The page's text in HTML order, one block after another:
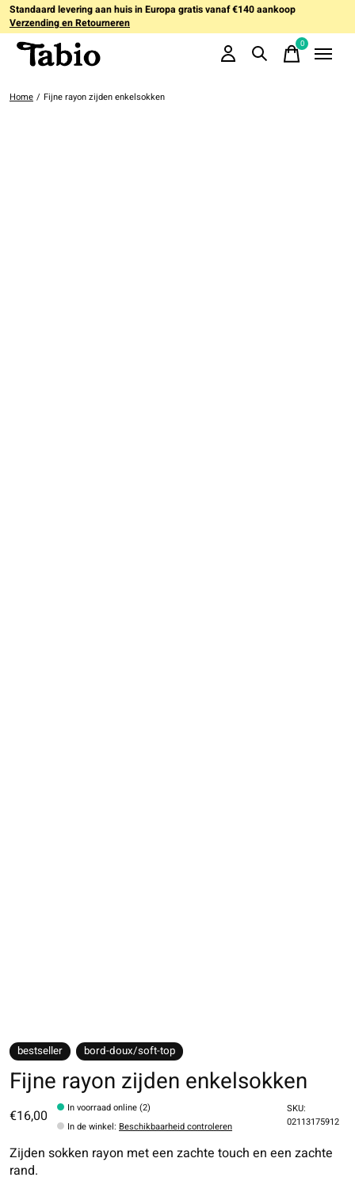
Standaard levering aan huis in Europa gratis vanaf €140 aankoop
Verzending en Retourneren
0items
Home / Fijne rayon zijden enkelsokken
bestseller bord-doux/soft-top
Fijne rayon zijden enkelsokken
€16,00
In voorraad online (2)
In de winkel: Beschikbaarheid controleren
SKU:
02113175912
Zijden sokken rayon met een zachte touch en een zachte
rand.